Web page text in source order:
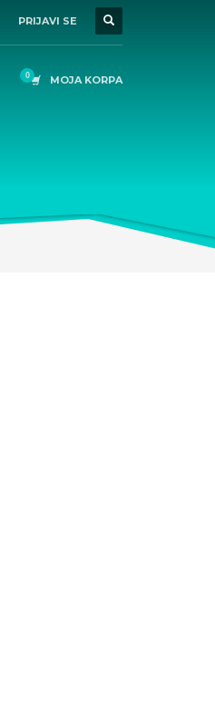
PRIJAVI SE
MOJA KORPA